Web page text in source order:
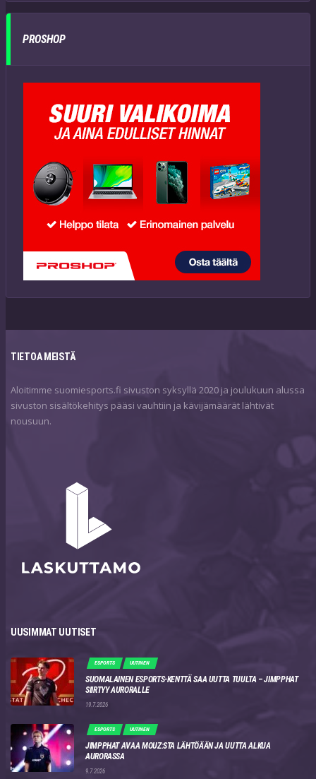
PROSHOP
TIETOA MEISTÄ
Aloitimme suomiesports.fi sivuston syksyllä 2020 ja joulukuun alussa
sivuston sisältökehitys pääsi vauhtiin ja kävijämäärät lähtivät
nousuun.
UUSIMMAT UUTISET
ESPORTS UUTINEN
SUOMALAINEN ESPORTS-KENTTÄ SAA UUTTA TUULTA – JIMPPHAT
SIIRTYY AURORALLE
19.7.2026
ESPORTS UUTINEN
JIMPPHAT AVAA MOUZ:STA LÄHTÖÄÄN JA UUTTA ALKUA
AURORASSA
9.7.2026